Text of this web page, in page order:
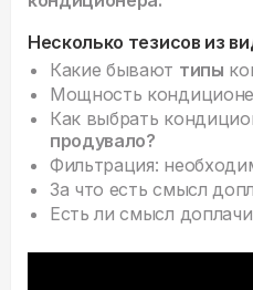
Несколько тезисов из
Какие бывают типы
Мощность
Как выбрать
продувало?
Фильтрация:
За что есть смысл
Есть ли смысл